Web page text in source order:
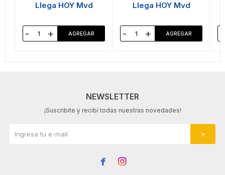
Llega HOY Mvd
- +
Llega HOY Mvd
- +
NEWSLETTER
¡Suscribite y recibí todas nuestras novedades!
 